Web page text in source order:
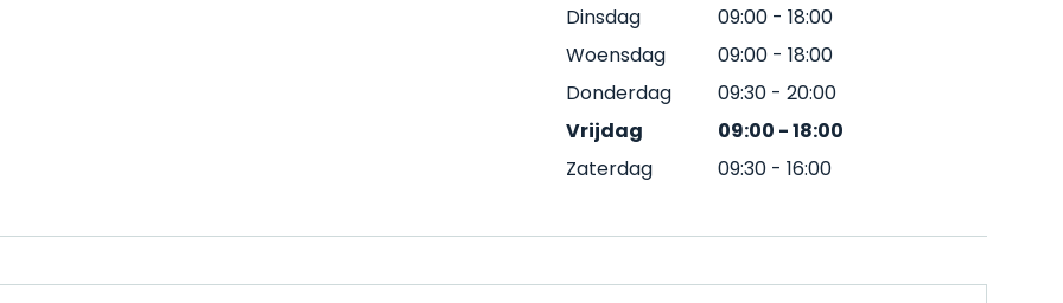
Dinsdag
09:00 - 18:00
Woensdag
09:00 - 18:00
Donderdag
09:30 - 20:00
Vrijdag
09:00 -18:00
Zaterdag
09:30 - 16:00